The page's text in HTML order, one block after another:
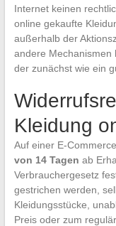
Internet keinen
online gekaufte
außerhalb der
andere Mechanismen
der zunächst wie ein
Kleidung
Auf einer E-
von 14 Tagen ab
Verbrauchergesetz
gestrichen werden,
Kleidungsstücke,
Preis oder zum